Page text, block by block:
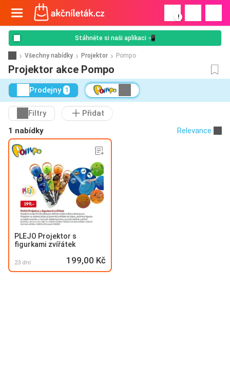
!
Stáhněte si naši aplikaci 📲
Všechny nabídky Projektor Pompo
Projektor akce Pompo
Prodejny 1
Filtry
Přidat
1 nabídky
Relevance
PLEJO Projektor s
figurkami zvířátek
23 dní 199,00 Kč